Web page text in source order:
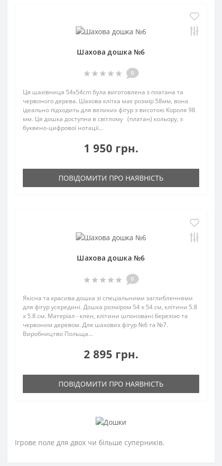
Шахова дошка №6
0
Ця шахівниця 54x54cm була виготовлена з платана та
червоного дерева. Шахова клітка має розмір 58мм, вона
ідеально підходить для великих фігур з висотою Короля 98
мм. Ця дошка доступна в світлому (платан) кольору, з
буквено-цифрової нотації...
1 950 грн.
ПОВІДОМИТИ ПРО НАЯВНІСТЬ
Шахова дошка №6
0
Якісна та красива дошка зі спеціальними заглибленнями
для фігур усередині. Дошка розміром 54 х 54 см, клітини 5.8
x 5.8 см. Матеріал - клен, клітини шпоновані березою та
червоним деревом. Для шахових фігур №6 та №7.
Виробництво Польща...
2 895 грн.
ПОВІДОМИТИ ПРО НАЯВНІСТЬ
Ігрове поле для двох чи більше суперників.